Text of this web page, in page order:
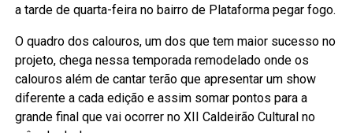
a tarde de quarta-feira no bairro de Plataforma pegar fogo.
O quadro dos calouros, um dos que tem maior sucesso no
projeto, chega nessa temporada remodelado onde os
calouros além de cantar terão que apresentar um show
diferente a cada edição e assim somar pontos para a
grande final que vai ocorrer no XII Caldeirão Cultural no